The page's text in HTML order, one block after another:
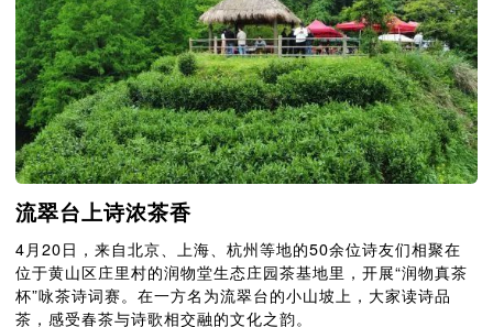
流翠台上诗浓茶香
4月20日，来自北京、上海、杭州等地的50余位诗友们相聚在
位于黄山区庄里村的润物堂生态庄园茶基地里，开展“润物真茶
杯”咏茶诗词赛。在一方名为流翠台的小山坡上，大家读诗品
茶，感受春茶与诗歌相交融的文化之韵。